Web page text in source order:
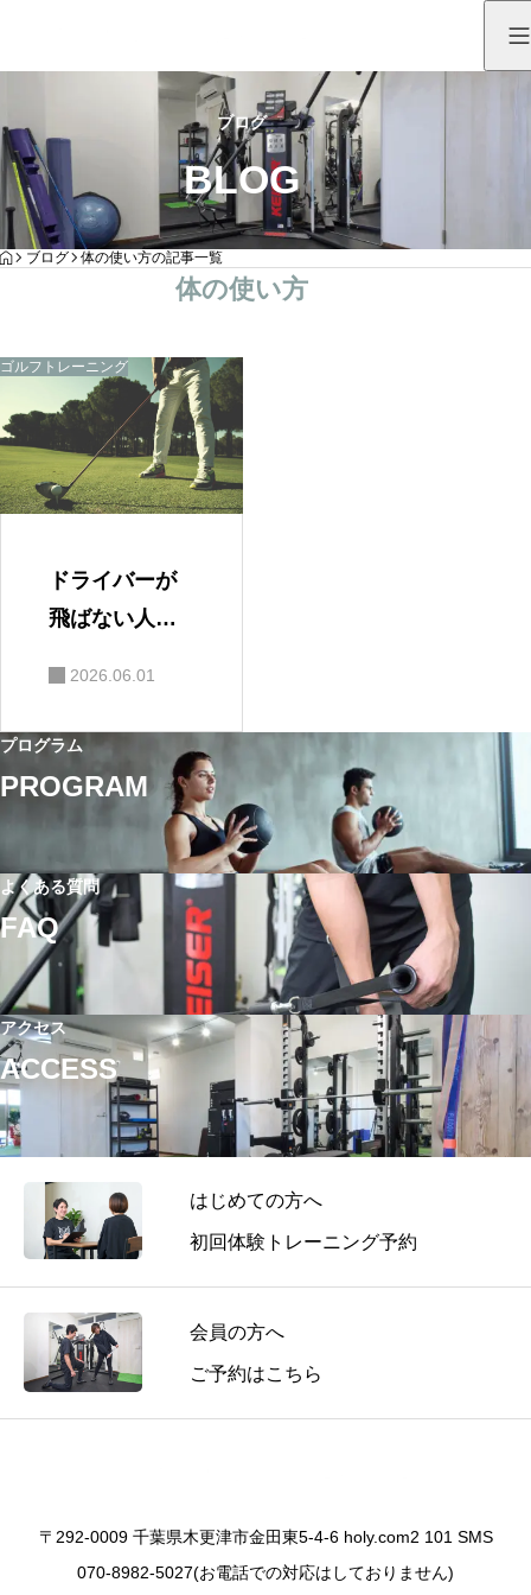
ブログ
BLOG
HOME
ブログ 体の使い方の記事一覧
体の使い方
ゴルフトレーニング
ドライバーが
飛ばない人に
特徴5選
2026.06.01
プログラム
PROGRAM
よくある質問
FAQ
アクセス
ACCESS
はじめての方へ
初回体験トレーニング予約
会員の方へ
ご予約はこちら
〒292-0009 千葉県木更津市金田東5-4-6 holy.com2 101 SMS
070-8982-5027(お電話での対応はしておりません)